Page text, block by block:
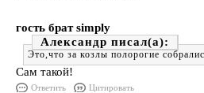
гость брат simply
Александр
Это,что за козлы полорогие
Сам такой!
Ответить Цитировать